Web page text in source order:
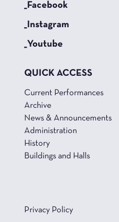
_Facebook
_Instagram
_Youtube
QUICK ACCESS
Current Performances
Archive
News & Announcements
Administration
History
Buildings and Halls
Privacy Policy